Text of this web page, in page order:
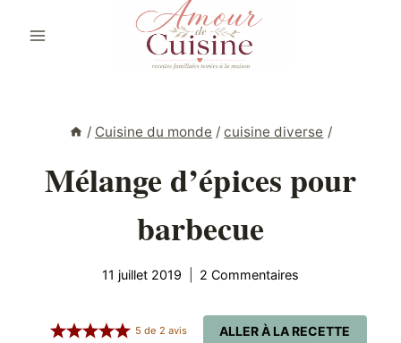
/ Cuisine du monde / cuisine diverse /
Mélange d’épices pour
barbecue
11 juillet 2019 2 Commentaires
ALLER À LA RECETTE
5 de2 avis